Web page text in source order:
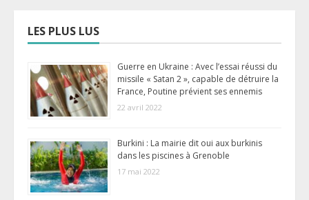
LES PLUS LUS
Guerre en Ukraine : Avec l’essai réussi du
missile « Satan 2 », capable de détruire la
France, Poutine prévient ses ennemis
22 avril 2022
Burkini : La mairie dit oui aux burkinis
dans les piscines à Grenoble
17 mai 2022